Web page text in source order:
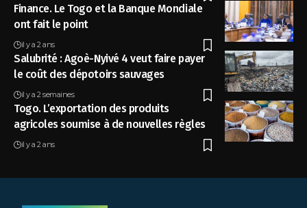
Finance. Le Togo et la Banque Mondiale
ont fait le point
il y a 2 ans
Salubrité : Agoè-Nyivé 4 veut faire payer
le coût des dépotoirs sauvages
il y a 2 semaines
Togo. L’exportation des produits
agricoles soumise à de nouvelles règles
il y a 2 ans